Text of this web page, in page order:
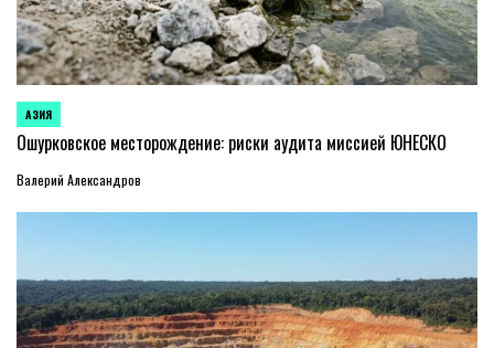
ОПУБЛИКОВАНО
В
АЗИЯ
Ошурковское месторождение: риски аудита миссией ЮНЕСКО
Валерий Александров